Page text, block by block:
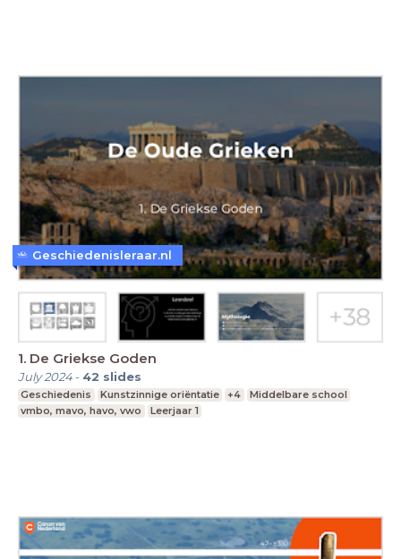
1. De Griekse Goden
July 2024- 42 slides
Geschiedenis Kunstzinnige oriëntatie +4
Middelbare school
vmbo, mavo, havo, vwo
Leerjaar 1
Geschiedenisleraar.nl